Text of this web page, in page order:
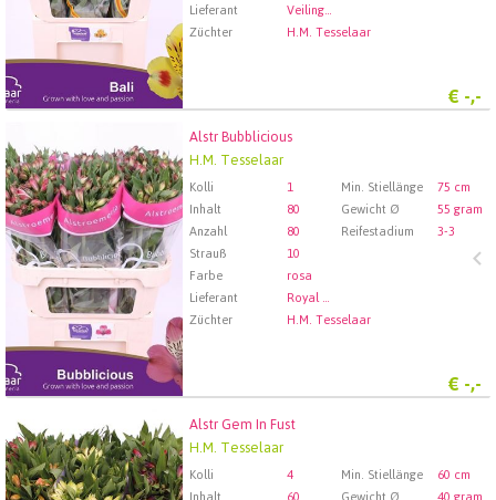
Lieferant
Veiling Rhein-Maas GmbH & Co. KG
Züchter
H.M. Tesselaar
€ -,-
Alstr Bubblicious
H.M. Tesselaar
Kolli 1 Min. Stiellänge
75 cm
Inhalt
80 Gewicht Ø
55 gram
Anzahl
80 Reifestadium
3-3
Strauß
10
Farbe
rosa
Lieferant
Royal FloraHolland Aalsmeer
Züchter
H.M. Tesselaar
€ -,-
Alstr Bubblicious
Wählen Sie zuerst ein Abfartdatum.
Alstr Gem In Fust
H.M. Tesselaar
Kolli 4 Min. Stiellänge
60 cm
Inhalt
60 Gewicht Ø
40 gram
Alstr Gem In Fust
Wählen Sie zuerst ein Abfartdatum.